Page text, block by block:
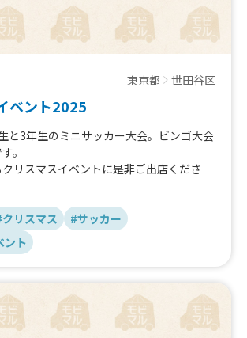
GARDEN中央広場
ドラクロア / 東京ドッグレスキュー / チ
ズ（ペットフード試食販売）
寄付につながるカード会員募集）
（コーヒー販売）
ト：
る保護犬猫マッチングサイトお結びの譲
します。
時間を共有し、犬たちとの出会いや学び
トを家族として愛せる世界へ。」をミッ
猫との出会いから日々の暮らしまで、家
支えています。
：当日はクリスマスツリー装飾のため、で
自前でご用意いただけると助かります。
事前にご相談ください。）
東京都 世田谷区
ベント2025
と3年生のミニサッカー大会。ビンゴ大会
。
リスマスイベントに是非ご出店くださ
リスマス
#サッカー
ント